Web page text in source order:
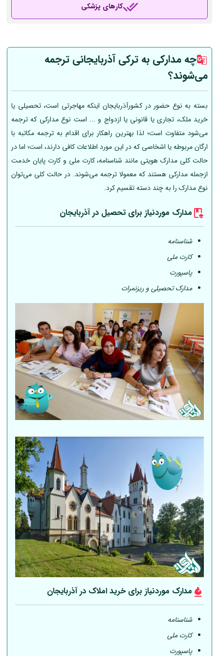
کارهای پزشکی
چه مدارکی به ترکی آذربایجانی ترجمه
می‌شوند؟
بسته به نوع حضور در کشورآذربایجان اینکه مهاجرتی است، تحصیلی یا
خرید ملک، تجاری یا قانونی یا ازدواج و ... است نوع مدارکی که ترجمه
می‌شود متفاوت است؛ لذا بهترین راهکار برای اقدام به ترجمه مکاتبه با
ارگان مربوطه یا اشخاصی که در این مورد اطلاعات کافی دارند، است؛ اما در
حالت کلی مدارک هویتی مانند شناسنامه، کارت ملی و کارت پایان خدمت
ازجمله مدارکی هستند که معمولا ترجمه می‌شوند. در حالت کلی می‌توان
نوع مدارک را به چند دسته تقسیم کرد.
مدارک موردنیاز برای تحصیل در آذربایجان
شناسنامه
کارت ملی
پاسپورت
مدارک تحصیلی و ریزنمرات
مدارک موردنیاز برای خرید املاک در آذربایجان
شناسنامه
کارت ملی
پاسپورت